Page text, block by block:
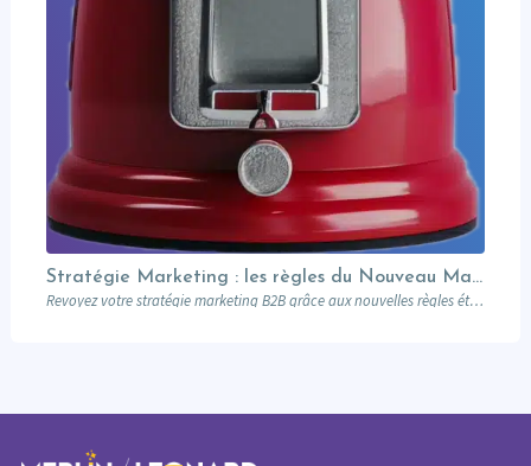
Stratégie Marketing : les règles du Nouveau Manuel B2B selon Jon Miller
Revoyez votre stratégie marketing B2B grâce aux nouvelles règles établies par Jon Miller. Apprenez des erreurs du passé pour réussir dans un marché en constante évolution.